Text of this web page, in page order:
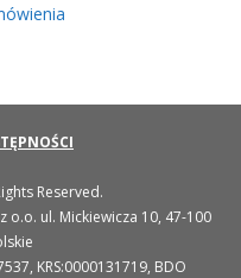
Reserved.
o.o. ul. Mickiewicza 10, 47-100
KRS:0000131719, BDO